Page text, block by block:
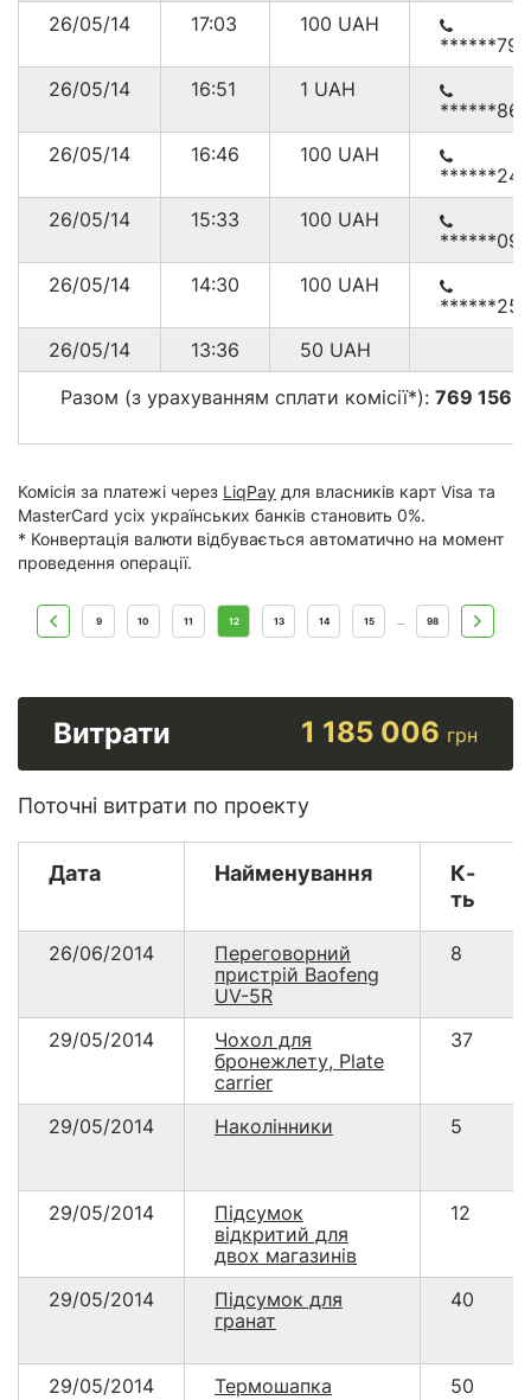
26/05/14
17:03 100 UAH
26/05/14
16:51 1 UAH
26/05/14
16:46 100 UAH
26/05/14
15:33 100 UAH
26/05/14
14:30 100 UAH
26/05/14
13:36 50 UAH
Разом (з урахуванням сплати комісії*): 769
Комісія за платежі через LiqPay для власників карт Visa та
MasterCard усіх українських банків становить 0%.
* Конвертація валюти відбувається автоматично на момент
проведення операції.
9 10 11 12 13 14 15 ... 98
Витрати 1 185 006 грн
Поточні витрати по проекту
Дата Найменування
К-
ть
26/06/2014
Переговорний
пристрій Baofeng
UV-5R
8
29/05/2014
Чохол для
бронежлету, Plate
carrier
37
29/05/2014 Наколінники 5
29/05/2014
Підсумок
відкритий для
двох магазинів
12
29/05/2014
Підсумок для
гранат
40
29/05/2014 Термошапка 50